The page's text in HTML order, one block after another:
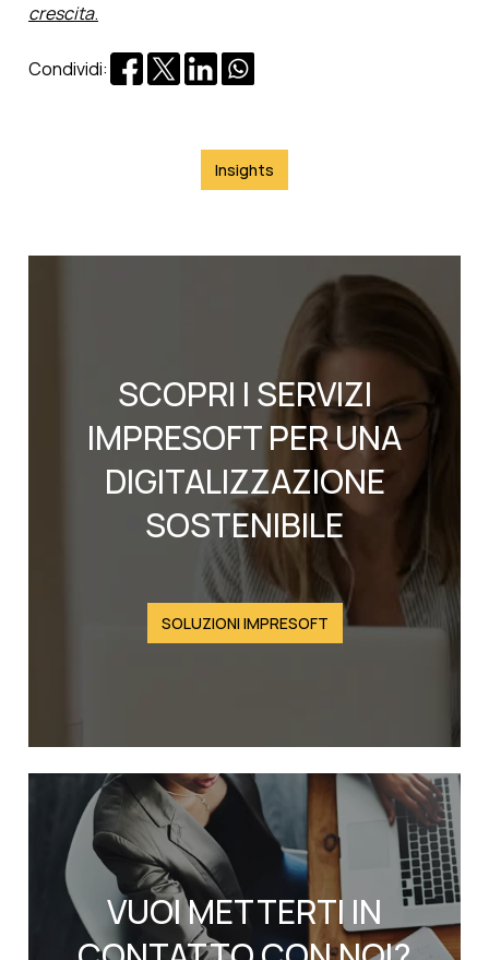
crescita.
Condividi:
Insights
SCOPRI I SERVIZI
IMPRESOFT PER UNA
DIGITALIZZAZIONE
SOSTENIBILE
SOLUZIONI IMPRESOFT
VUOI METTERTI IN